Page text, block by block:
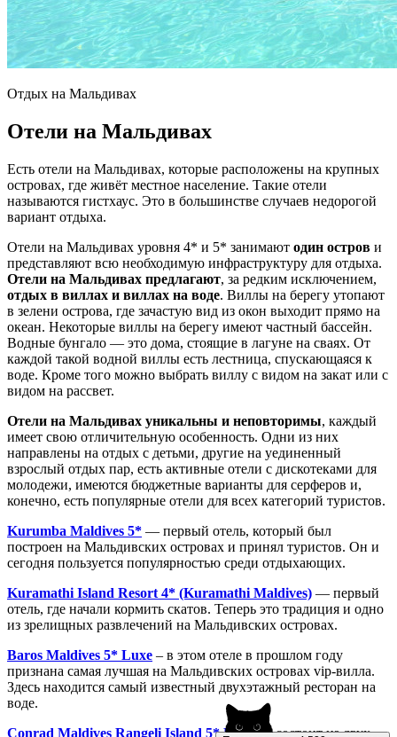
Отдых на Мальдивах
Отели на Мальдивах
Есть отели на Мальдивах, которые расположены на крупных
островах, где живёт местное население. Такие отели
называются гистхаус. Это в большинстве случаев недорогой
вариант отдыха.
Отели на Мальдивах уровня 4* и 5* занимают один остров и
представляют всю необходимую инфраструктуру для отдыха.
Отели на Мальдивах предлагают, за редким исключением,
отдых в виллах и виллах на воде. Виллы на берегу утопают
в зелени острова, где зачастую вид из окон выходит прямо на
океан. Некоторые виллы на берегу имеют частный бассейн.
Водные бунгало — это дома, стоящие в лагуне на сваях. От
каждой такой водной виллы есть лестница, спускающаяся к
воде. Кроме того можно выбрать виллу с видом на закат или с
видом на рассвет.
Отели на Мальдивах уникальны и неповторимы, каждый
имеет свою отличительную особенность. Одни из них
направлены на отдых с детьми, другие на уединенный
взрослый отдых пар, есть активные отели с дискотеками для
молодежи, имеются бюджетные варианты для серферов и,
конечно, есть популярные отели для всех категорий туристов.
Kurumba Maldives 5* — первый отель, который был
построен на Мальдивских островах и принял туристов. Он и
сегодня пользуется популярностью среди отдыхающих.
Kuramathi Island Resort 4* (Kuramathi Maldives) — первый
отель, где начали кормить скатов. Теперь это традиция и одно
из зрелищных развлечений на Мальдивских островах.
Baros Maldives 5* Luxe – в этом отеле в прошлом году
признана самая лучшая на Мальдивских островах vip-вилла.
Здесь находится самый известный двухэтажный ресторан на
воде.
Conrad Maldives Rangeli Island 5* Luxe— состоит из двух